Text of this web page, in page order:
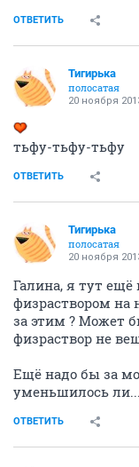
ОТВЕТИТЬ
Тигирька
полосатая
20 ноября
тьфу-тьфу-тьфу
ОТВЕТИТЬ
Тигирька
полосатая
20 ноября
Галина, я тут
физраствором на
за этим ? Может
физраствор не
Ещё надо бы за
уменьшилось
ОТВЕТИТЬ